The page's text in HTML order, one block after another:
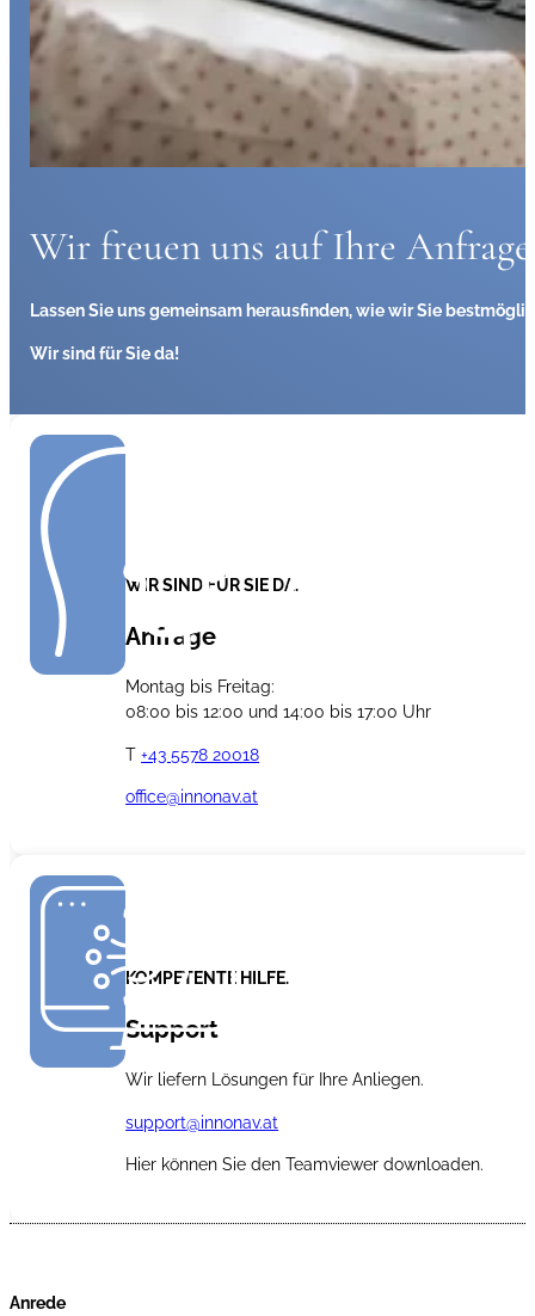
Wir freuen uns auf Ihre
Lassen Sie uns gemeinsam herausfinden, wie wir Sie
Wir sind für Sie da!
Anfrage
WIR SIND FÜR SIE DA.
Montag bis Freitag:
08:00 bis 12:00 und 14:00 bis 17:00 Uhr
T+43 5578 20018
office@innonav.at
Support
KOMPETENTE HILFE.
Wir liefern Lösungen für Ihre Anliegen.
support@innonav.at
Hier können Sie den Teamviewer downloaden.
Anrede